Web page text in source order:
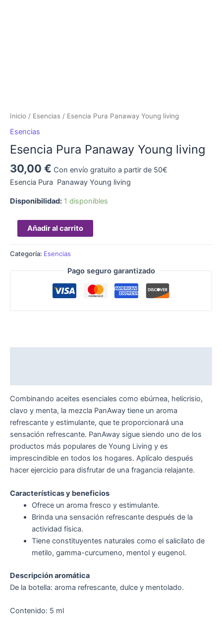
Inicio / Esencias / Esencia Pura Panaway Young living
Esencias
Esencia Pura Panaway Young living
30,00 € Con envío gratuito a partir de 50€
Esencia Pura Panaway Young living
Disponibilidad: 1 disponibles
Añadir al carrito
Categoría: Esencias
Pago seguro garantizado
Combinando aceites esenciales como ebúrnea, helicrisio,
clavo y menta, la mezcla PanAway tiene un aroma
refrescante y estimulante, que te proporcionará una
sensación refrescante. PanAway sigue siendo uno de los
productos más populares de Young Living y es
imprescindible en todos los hogares. Aplícalo después
hacer ejercicio para disfrutar de una fragancia relajante.
Características y beneficios
Ofrece un aroma fresco y estimulante.
Brinda una sensación refrescante después de la
actividad física.
Tiene constituyentes naturales como el salicilato de
metilo, gamma-curcumeno, mentol y eugenol.
Descripción aromática
De la botella: aroma refrescante, dulce y mentolado.
Contenido: 5 ml